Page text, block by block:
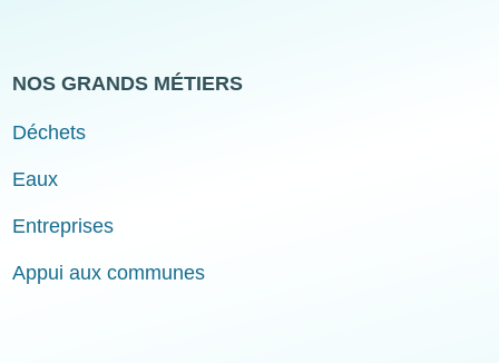
NOS GRANDS MÉTIERS
Déchets
Eaux
Entreprises
Appui aux communes